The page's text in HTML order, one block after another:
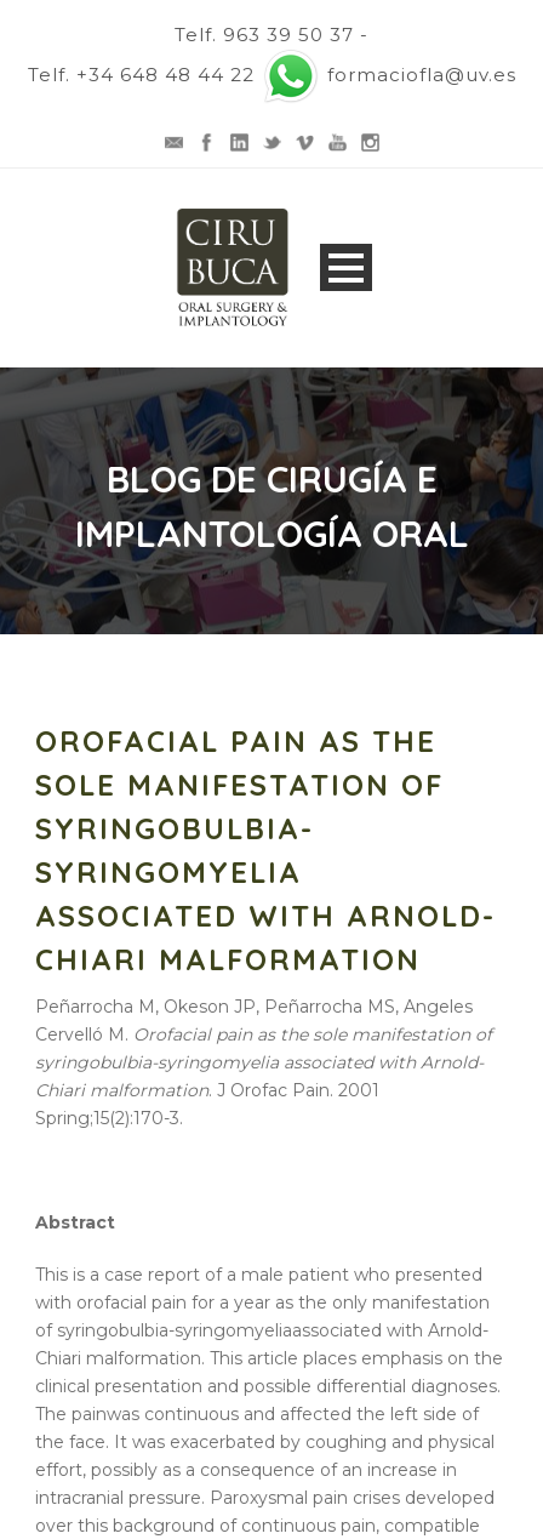
Telf. 963 39 50 37 -
Telf. +34 648 48 44 22
formaciofla@uv.es
BLOG DE CIRUGÍA E
IMPLANTOLOGÍA ORAL
OROFACIAL PAIN AS THE
SOLE MANIFESTATION OF
SYRINGOBULBIA-
SYRINGOMYELIA
ASSOCIATED WITH ARNOLD-
CHIARI MALFORMATION
Peñarrocha M, Okeson JP, Peñarrocha MS, Angeles
Cervelló M. Orofacial pain as the sole manifestation of
syringobulbia-syringomyelia associated with Arnold-
Chiari malformation. J Orofac Pain. 2001
Spring;15(2):170-3.
Abstract
This is a case report of a male patient who presented
with orofacial pain for a year as the only manifestation
of syringobulbia-syringomyeliaassociated with Arnold-
Chiari malformation. This article places emphasis on the
clinical presentation and possible differential diagnoses.
The painwas continuous and affected the left side of
the face. It was exacerbated by coughing and physical
effort, possibly as a consequence of an increase in
intracranial pressure. Paroxysmal pain crises developed
over this background of continuous pain, compatible